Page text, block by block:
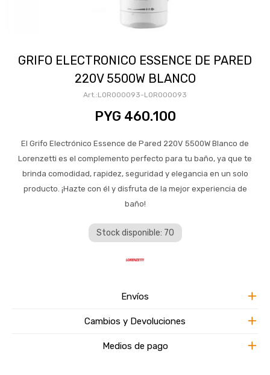
GRIFO ELECTRONICO ESSENCE DE PARED
220V 5500W BLANCO
LOR000093-LOR000093
PYG 460.100
El Grifo Electrónico Essence de Pared 220V 5500W Blanco de
Lorenzetti es el complemento perfecto para tu baño, ya que te
brinda comodidad, rapidez, seguridad y elegancia en un solo
producto. ¡Hazte con él y disfruta de la mejor experiencia de
baño!
Stock disponible: 70
Envíos
Cambios y Devoluciones
Medios de pago